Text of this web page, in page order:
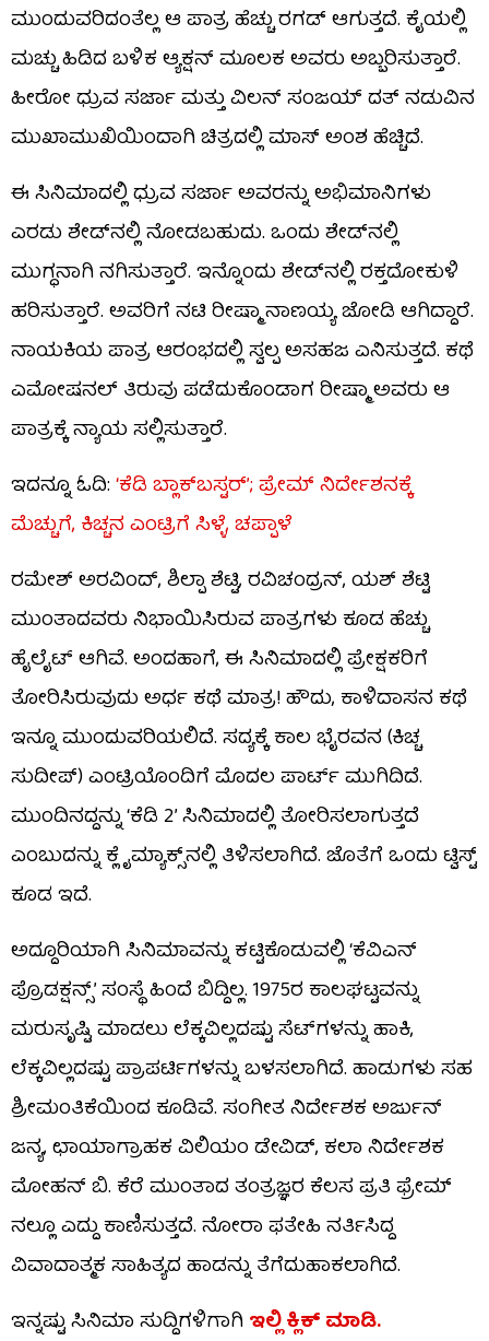
ಮುಂದುವರಿದಂತೆಲ್ಲ ಆ ಪಾತ್ರ ಹೆಚ್ಚು ರಗಡ್ ಆಗುತ್ತದೆ. ಕೈಯಲ್ಲಿ
ಮಚ್ಚು ಹಿಡಿದ ಬಳಿಕ ಆ್ಯಕ್ಷನ್ ಮೂಲಕ ಅವರು ಅಬ್ಬರಿಸುತ್ತಾರೆ.
ಹೀರೋ ಧ್ರುವ ಸರ್ಜಾ ಮತ್ತು ವಿಲನ್ ಸಂಜಯ್ ದತ್ ನಡುವಿನ
ಮುಖಾಮುಖಿಯಿಂದಾಗಿ ಚಿತ್ರದಲ್ಲಿ ಮಾಸ್ ಅಂಶ ಹೆಚ್ಚಿದೆ.
ಈ ಸಿನಿಮಾದಲ್ಲಿ ಧ್ರುವ ಸರ್ಜಾ ಅವರನ್ನು ಅಭಿಮಾನಿಗಳು
ಎರಡು ಶೇಡ್​​ನಲ್ಲಿ ನೋಡಬಹುದು. ಒಂದು ಶೇಡ್​ನಲ್ಲಿ
ಮುಗ್ಧನಾಗಿ ನಗಿಸುತ್ತಾರೆ. ಇನ್ನೊಂದು ಶೇಡ್​​ನಲ್ಲಿ ರಕ್ತದೋಕುಳಿ
ಹರಿಸುತ್ತಾರೆ. ಅವರಿಗೆ ನಟಿ ರೀಷ್ಮಾ ನಾಣಯ್ಯ ಜೋಡಿ ಆಗಿದ್ದಾರೆ.
ನಾಯಕಿಯ ಪಾತ್ರ ಆರಂಭದಲ್ಲಿ ಸ್ವಲ್ಪ ಅಸಹಜ ಎನಿಸುತ್ತದೆ. ಕಥೆ
ಎಮೋಷನಲ್ ತಿರುವು ಪಡೆದುಕೊಂಡಾಗ ರೀಷ್ಮಾ ಅವರು ಆ
ಪಾತ್ರಕ್ಕೆ ನ್ಯಾಯ ಸಲ್ಲಿಸುತ್ತಾರೆ.
ಇದನ್ನೂ ಓದಿ:‘ಕೆಡಿ ಬ್ಲಾಕ್​​ಬಸ್ಟರ್​’; ಪ್ರೇಮ್ ನಿರ್ದೇಶನಕ್ಕೆ
ಮೆಚ್ಚುಗೆ, ಕಿಚ್ಚನ ಎಂಟ್ರಿಗೆ ಸಿಳ್ಳೆ, ಚಪ್ಪಾಳೆ
ರಮೇಶ್ ಅರವಿಂದ್, ಶಿಲ್ಪಾ ಶೆಟ್ಟಿ, ರವಿಚಂದ್ರನ್, ಯಶ್ ಶೆಟ್ಟಿ
ಮುಂತಾದವರು ನಿಭಾಯಿಸಿರುವ ಪಾತ್ರಗಳು ಕೂಡ ಹೆಚ್ಚು
ಹೈಲೈಟ್ ಆಗಿವೆ. ಅಂದಹಾಗೆ, ಈ ಸಿನಿಮಾದಲ್ಲಿ ಪ್ರೇಕ್ಷಕರಿಗೆ
ತೋರಿಸಿರುವುದು ಅರ್ಧ ಕಥೆ ಮಾತ್ರ! ಹೌದು, ಕಾಳಿದಾಸನ ಕಥೆ
ಇನ್ನೂ ಮುಂದುವರಿಯಲಿದೆ. ಸದ್ಯಕ್ಕೆ ಕಾಲ ಭೈರವನ (ಕಿಚ್ಚ
ಸುದೀಪ್) ಎಂಟ್ರಿಯೊಂದಿಗೆ ಮೊದಲ ಪಾರ್ಟ್ ಮುಗಿದಿದೆ.
ಮುಂದಿನದ್ದನ್ನು ‘ಕೆಡಿ 2’ ಸಿನಿಮಾದಲ್ಲಿ ತೋರಿಸಲಾಗುತ್ತದೆ
ಎಂಬುದನ್ನು ಕ್ಲೈಮ್ಯಾಕ್ಸ್​​ನಲ್ಲಿ ತಿಳಿಸಲಾಗಿದೆ. ಜೊತೆಗೆ ಒಂದು ಟ್ವಿಸ್ಟ್
ಕೂಡ ಇದೆ.
ಅದ್ದೂರಿಯಾಗಿ ಸಿನಿಮಾವನ್ನು ಕಟ್ಟಿಕೊಡುವಲ್ಲಿ ‘ಕೆವಿಎನ್
ಪ್ರೊಡಕ್ಷನ್ಸ್’ ಸಂಸ್ಥೆ ಹಿಂದೆ ಬಿದ್ದಿಲ್ಲ. 1975ರ ಕಾಲಘಟ್ಟವನ್ನು
ಮರುಸೃಷ್ಟಿ ಮಾಡಲು ಲೆಕ್ಕವಿಲ್ಲದಷ್ಟು ಸೆಟ್​ಗಳನ್ನು ಹಾಕಿ,
ಲೆಕ್ಕವಿಲ್ಲದಷ್ಟು ಪ್ರಾಪರ್ಟಿಗಳನ್ನು ಬಳಸಲಾಗಿದೆ. ಹಾಡುಗಳು ಸಹ
ಶ್ರೀಮಂತಿಕೆಯಿಂದ ಕೂಡಿವೆ. ಸಂಗೀತ ನಿರ್ದೇಶಕ ಅರ್ಜುನ್
ಜನ್ಯ, ಛಾಯಾಗ್ರಾಹಕ ವಿಲಿಯಂ ಡೇವಿಡ್, ಕಲಾ ನಿರ್ದೇಶಕ
ಮೋಹನ್ ಬಿ. ಕೆರೆ ಮುಂತಾದ ತಂತ್ರಜ್ಞರ ಕೆಲಸ ಪ್ರತಿ ಫ್ರೇಮ್​​
ನಲ್ಲೂ ಎದ್ದು ಕಾಣಿಸುತ್ತದೆ. ನೋರಾ ಫತೇಹಿ ನರ್ತಿಸಿದ್ದ
ವಿವಾದಾತ್ಮಕ ಸಾಹಿತ್ಯದ ಹಾಡನ್ನು ತೆಗೆದುಹಾಕಲಾಗಿದೆ.
ಇನ್ನಷ್ಟು ಸಿನಿಮಾ ಸುದ್ದಿಗಳಿಗಾಗಿಇಲ್ಲಿ ಕ್ಲಿಕ್​ ಮಾಡಿ.